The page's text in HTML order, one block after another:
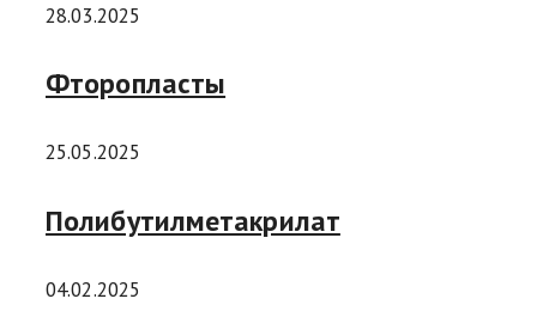
28.03.2025
Фторопласты
25.05.2025
Полибутилметакрилат
04.02.2025